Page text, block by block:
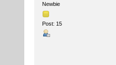
Newbie
Post: 15